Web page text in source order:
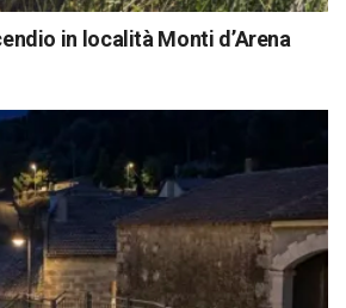
in località Monti d’Arena